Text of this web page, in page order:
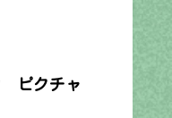
ピクチャ